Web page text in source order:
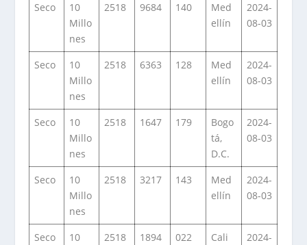
Seco
10
Millo
nes
2518 9684 140
Med
ellín
2024-
08-03
Seco
10
Millo
nes
2518 6363 128
Med
ellín
2024-
08-03
Seco
10
Millo
nes
2518 1647 179
Bogo
tá,
D.C.
2024-
08-03
Seco
10
Millo
nes
2518 3217 143
Med
ellín
2024-
08-03
Seco 10 2518 1894 022 Cali 2024-